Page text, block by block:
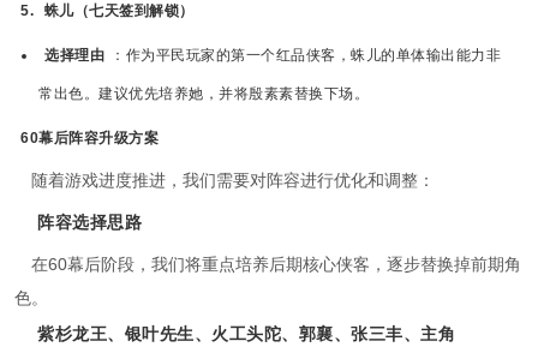
5. 蛛儿（七天签到解锁）
选择理由 ：作为平民玩家的第一个红品侠客，蛛儿的单体输出能力非
常出色。建议优先培养她，并将殷素素替换下场。
60幕后阵容升级方案
随着游戏进度推进，我们需要对阵容进行优化和调整：
阵容选择思路
在60幕后阶段，我们将重点培养后期核心侠客，逐步替换掉前期角
色。
紫杉龙王、银叶先生、火工头陀、郭襄、张三丰、主角